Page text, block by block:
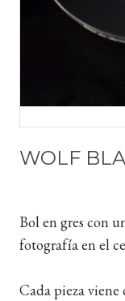
WOLF
Bol en gres con
fotografía en el
Cada pieza viene